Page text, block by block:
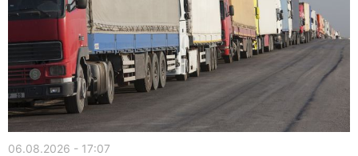
06.08.2026 - 17:07